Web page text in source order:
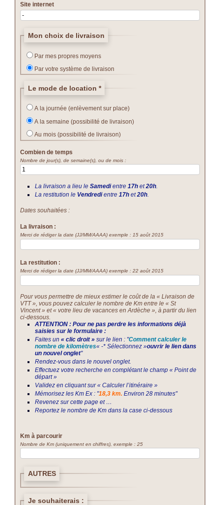
Site internet
Mon choix de livraison
Par mes propres moyens
Par votre système de livraison
Le mode de location *
A la journée (enlèvement sur place)
A la semaine (possibilité de livraison)
Au mois (possibilité de livraison)
Combien de temps
Nombre de jour(s), de semaine(s), ou de mois :
La livraison a lieu leSamedientre17h et20h
La restitution le Vendredientre17h et20h
Dates souhaitées :
La livraison :
Merci de rédiger la date (JJ/MM/AAAA) exemple : 15 août 2015
La restitution :
Merci de rédiger la date (JJ/MM/AAAA) exemple : 22 août 2015
Pour vous permettre de mieux estimer le coût de la « Livraison de
VTT », vous pouvez calculer le nombre de Km entre le « St
Vincent » et « votre lieu de vacances en Ardèche », à partir du lien
ci-dessous.
ATTENTION : Pour ne pas perdre les informations déjà
saisies sur le formulaire :
Faites un« clic droit » sur le lien : "Comment calculer le
nombre de kilomètres« -* Sélectionnez »ouvrir le lien dans
un nouvel onglet"
Rendez-vous dans le nouvel onglet.
Effectuez votre recherche en complétant le champ « Point de
départ »
Validez en cliquant sur « Calculer l’itinéraire »
Mémorisez les Km Ex : "18,3 km. Environ 28 minutes"
Revenez sur cette page et …
Reportez le nombre de Km dans la case ci-dessous
Km à parcourir
Nombre de Km (uniquement en chiffres), exemple : 25
AUTRES
Je souhaiterais :